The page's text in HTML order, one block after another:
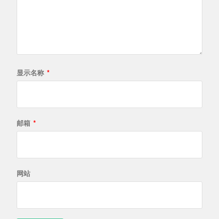
显示名称 *
邮箱 *
网站